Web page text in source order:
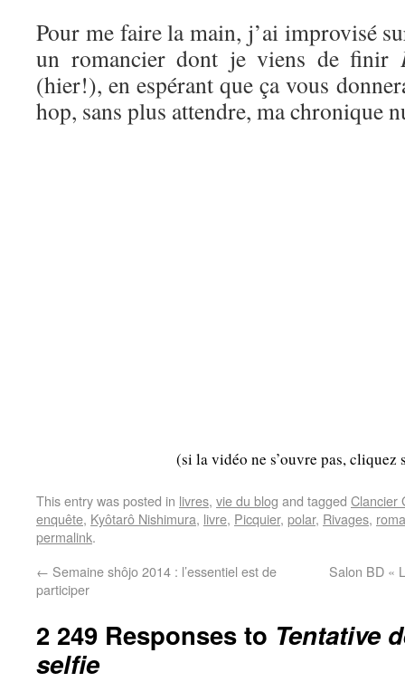
Pour me faire la main, j’ai improvisé
un romancier dont je viens de finir
(hier!), en espérant que ça vous
hop, sans plus attendre, ma chronique
(si la vidéo ne s’ouvre pas, cliquez
This entry was posted in livres, vie du blog and tagged Clancier
enquête, Kyôtarô Nishimura, livre, Picquier, polar, Rivages,
permalink.
← Semaine shôjo 2014 : l’essentiel est de
participer
Salon BD «
2 249 Responses to Tentative
selfie